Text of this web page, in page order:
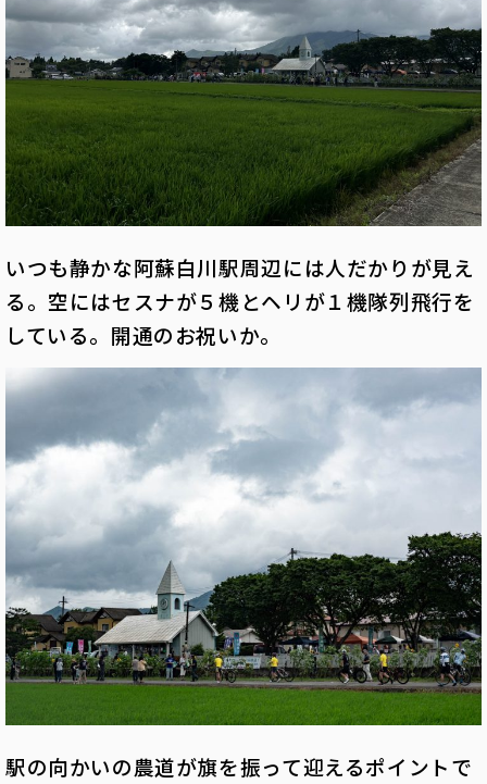
いつも静かな阿蘇白川駅周辺には人だかりが見え
る。空にはセスナが５機とヘリが１機隊列飛行を
している。開通のお祝いか。
駅の向かいの農道が旗を振って迎えるポイントで